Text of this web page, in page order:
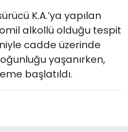
K.A.’ya yapılan
alkollü olduğu tespit
cadde üzerinde
yaşanırken,
başlatıldı.